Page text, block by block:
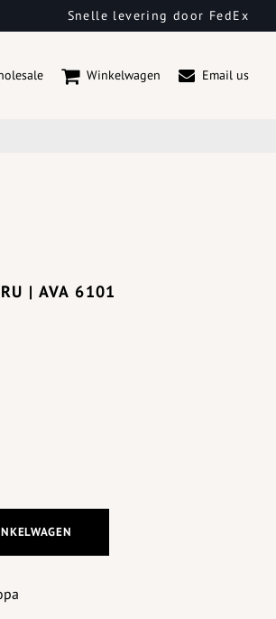
Snelle levering door FedEx
Winkelwagen Email us
| AVA 6101